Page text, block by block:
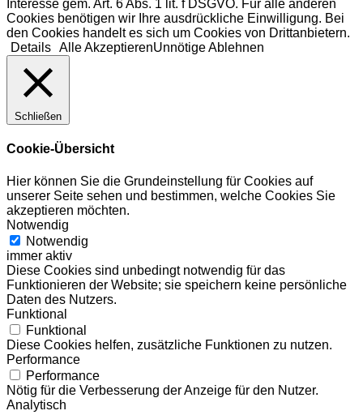
Interesse gem. Art. 6 Abs. 1 lit. f DSGVO. Für alle anderen
Cookies benötigen wir Ihre ausdrückliche Einwilligung. Bei
den Cookies handelt es sich um Cookies von Drittanbietern.
Details Alle AkzeptierenUnnötige Ablehnen
Schließen
Cookie-Übersicht
Hier können Sie die Grundeinstellung für Cookies auf
unserer Seite sehen und bestimmen, welche Cookies Sie
akzeptieren möchten.
Notwendig
Notwendig
immer aktiv
Diese Cookies sind unbedingt notwendig für das
Funktionieren der Website; sie speichern keine persönliche
Daten des Nutzers.
Funktional
Funktional
Diese Cookies helfen, zusätzliche Funktionen zu nutzen.
Performance
Performance
Nötig für die Verbesserung der Anzeige für den Nutzer.
Analytisch